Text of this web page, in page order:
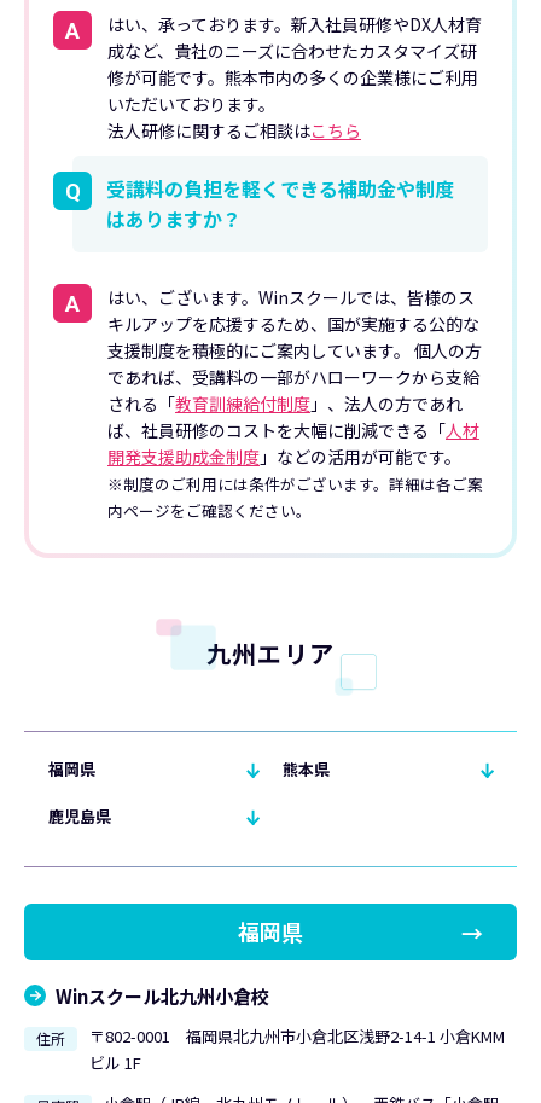
A
はい、承っております。新入社員研修やDX人材育
成など、貴社のニーズに合わせたカスタマイズ研
修が可能です。熊本市内の多くの企業様にご利用
いただいております。
法人研修に関するご相談はこちら
Q
受講料の負担を軽くできる補助金や制度
はありますか？
A
はい、ございます。Winスクールでは、皆様のス
キルアップを応援するため、国が実施する公的な
支援制度を積極的にご案内しています。 個人の方
であれば、受講料の一部がハローワークから支給
される「教育訓練給付制度 」、法人の方であれ
ば、社員研修のコストを大幅に削減できる「人材
開発支援助成金制度 」などの活用が可能です。
※制度のご利用には条件がございます。詳細は各ご案
内ページをご確認ください。
九州エリア
福岡県 熊本県
鹿児島県
福岡県
Winスクール北九州小倉校
住所
〒802-0001 福岡県北九州市小倉北区浅野2-14-1 小倉KMM
ビル 1F